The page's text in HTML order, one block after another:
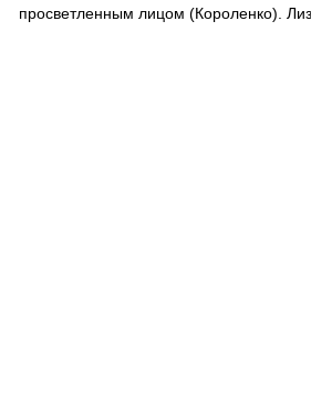
просветленным лицом (Короленко).